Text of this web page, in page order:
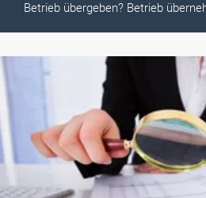
Betrieb übergeben? Betrieb